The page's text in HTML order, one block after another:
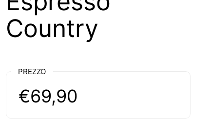
Country
PREZZO
€69,90